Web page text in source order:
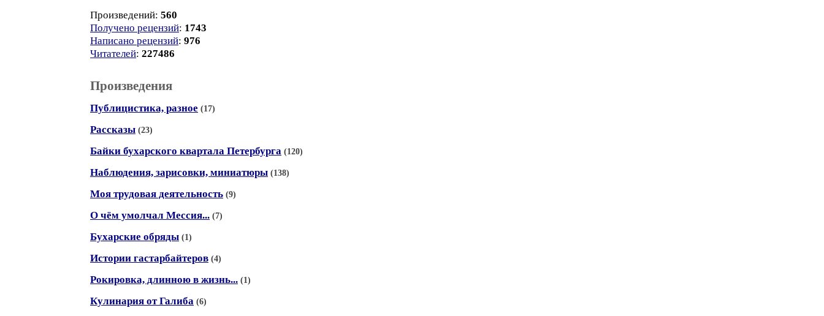
Произведений: 560
Получено рецензий: 1743
Написано рецензий: 976
Читателей: 227486
Произведения
Публицистика, разное (17)
Рассказы (23)
Байки бухарского квартала Петербурга (120)
Наблюдения, зарисовки, миниатюры (138)
Моя трудовая деятельность (9)
О чём умолчал Мессия... (7)
Бухарские обряды (1)
Истории гастарбайтеров (4)
Рокировка, длинною в жизнь... (1)
Кулинария от Галиба (6)